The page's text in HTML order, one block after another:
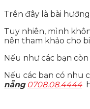
Trên đây là bài
Tuy nhiên, mình
nên tham khảo cho
Nếu như các bạn
Nếu các bạn có nhu
nẵng 0708.08.4444